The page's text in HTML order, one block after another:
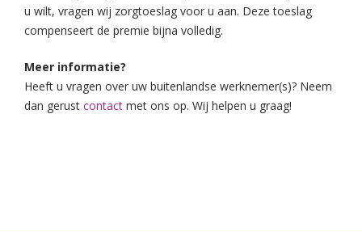
u wilt, vragen wij zorgtoeslag voor u aan. Deze toeslag
compenseert de premie bijna volledig.
Meer informatie?
Heeft u vragen over uw buitenlandse werknemer(s)? Neem
dan gerust contact met ons op. Wij helpen u graag!